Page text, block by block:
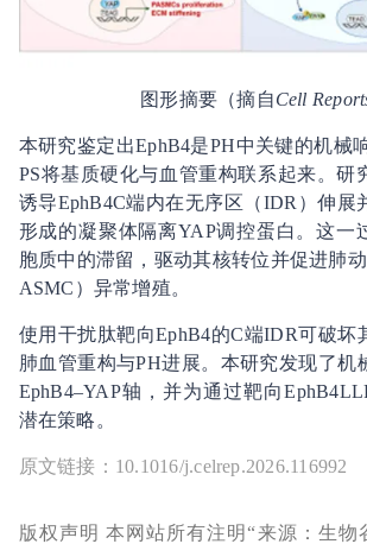
图形摘要（摘自Cell
本研究鉴定出EphB4是PH中关键的机械
PS将基质硬化与血管重构联系起来。研
诱导EphB4C端内在无序区（IDR）伸展
形成的凝聚体隔离YAP调控蛋白。这一
胞质中的滞留，驱动其核转位并促进肺
ASMC）异常增殖。
使用干扰肽靶向EphB4的C端IDR可破坏
肺血管重构与PH进展。本研究发现了机
EphB4–YAP轴，并为通过靶向
潜在策略。
原文链接： 10.1016/j.celrep.2026.116992
版权声明 本网站所有注明“来源：生物